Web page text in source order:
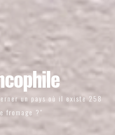
un pays où il existe 258
fromage ?"